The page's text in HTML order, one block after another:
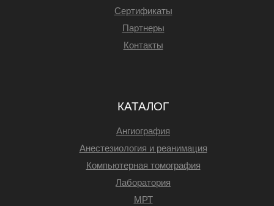
Сертификаты
Партнеры
Контакты
КАТАЛОГ
Ангиография
Анестезиология и реанимация
Компьютерная томография
Лаборатория
МРТ